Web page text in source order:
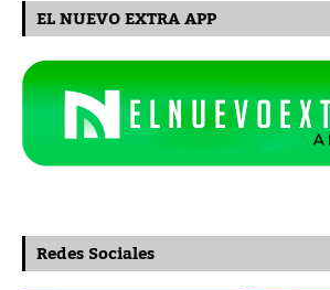
EL NUEVO EXTRA APP
Redes Sociales